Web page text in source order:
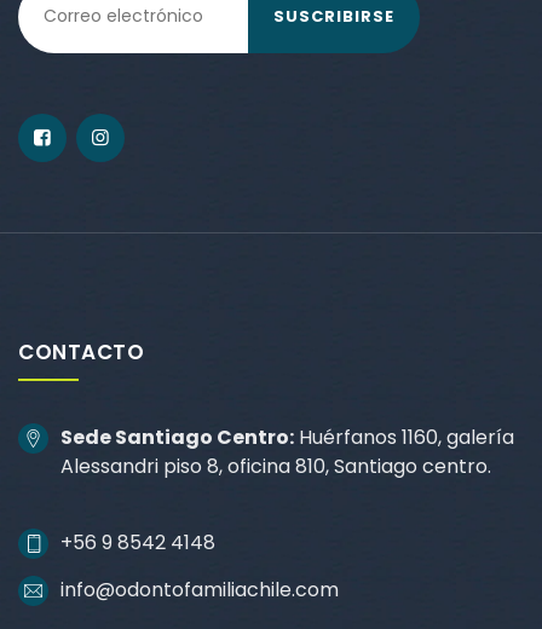
SUSCRIBIRSE
CONTACTO
Sede Santiago Centro: Huérfanos 1160, galería
Alessandri piso 8, oficina 810, Santiago centro.
+56 9 8542 4148
info@odontofamiliachile.com